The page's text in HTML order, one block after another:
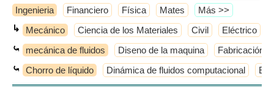
Ingenieria Financiero Física Mates ​Más >>
↳ Mecánico Ciencia de los Materiales Civil Eléctrico
⤿ mecánica de fluidos Diseno de la maquina Fabricación
⤿ Chorro de líquido Dinámica de fluidos computacional